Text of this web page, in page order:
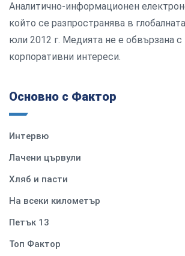
Аналитично-информационен
който се разпространява в
юли 2012 г. Медията не е обвързана с
корпоративни интереси.
Основно с Фактор
Интервю
Лачени цървули
Хляб и пасти
На всеки километър
Петък 13
Топ Фактор